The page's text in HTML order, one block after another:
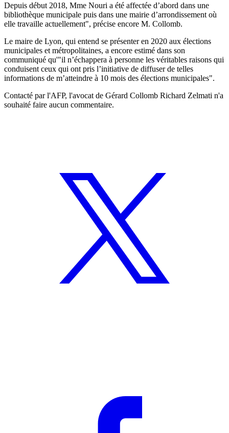
Depuis début 2018, Mme Nouri a été affectée d’abord dans une
bibliothèque municipale puis dans une mairie d’arrondissement où
elle travaille actuellement", précise encore M. Collomb.
Le maire de Lyon, qui entend se présenter en 2020 aux élections
municipales et métropolitaines, a encore estimé dans son
communiqué qu'"il n’échappera à personne les véritables raisons qui
conduisent ceux qui ont pris l’initiative de diffuser de telles
informations de m’atteindre à 10 mois des élections municipales".
Contacté par l'AFP, l'avocat de Gérard Collomb Richard Zelmati n'a
souhaité faire aucun commentaire.